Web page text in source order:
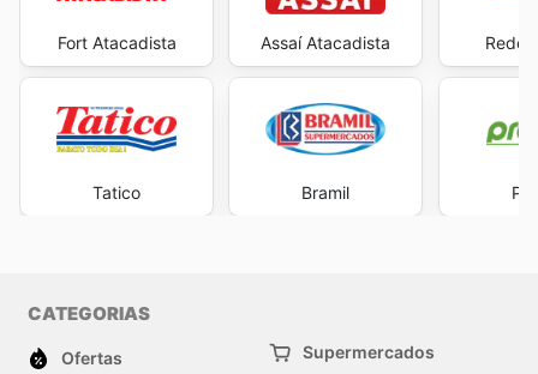
Fort Atacadista
Tatico
Assaí Atacadista
Bramil
Rede
CATEGORIAS
Ofertas Supermercados